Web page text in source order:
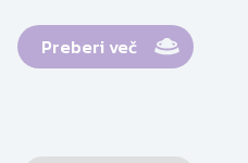
Preberi več